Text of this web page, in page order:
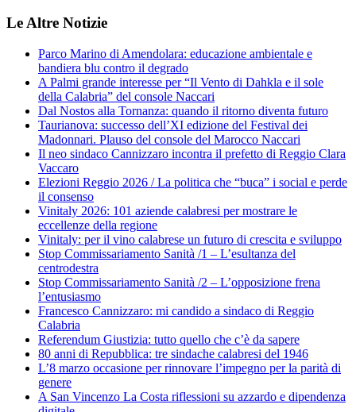
Le Altre Notizie
Parco Marino di Amendolara: educazione ambientale e
bandiera blu contro il degrado
A Palmi grande interesse per “Il Vento di Dahkla e il sole
della Calabria” del console Naccari
Dal Nostos alla Tornanza: quando il ritorno diventa futuro
Taurianova: successo dell’XI edizione del Festival dei
Madonnari. Plauso del console del Marocco Naccari
Il neo sindaco Cannizzaro incontra il prefetto di Reggio Clara
Vaccaro
Elezioni Reggio 2026 / La politica che “buca” i social e perde
il consenso
Vinitaly 2026: 101 aziende calabresi per mostrare le
eccellenze della regione
Vinitaly: per il vino calabrese un futuro di crescita e sviluppo
Stop Commissariamento Sanità /1 – L’esultanza del
centrodestra
Stop Commissariamento Sanità /2 – L’opposizione frena
l’entusiasmo
Francesco Cannizzaro: mi candido a sindaco di Reggio
Calabria
Referendum Giustizia: tutto quello che c’è da sapere
80 anni di Repubblica: tre sindache calabresi del 1946
L’8 marzo occasione per rinnovare l’impegno per la parità di
genere
A San Vincenzo La Costa riflessioni su azzardo e dipendenza